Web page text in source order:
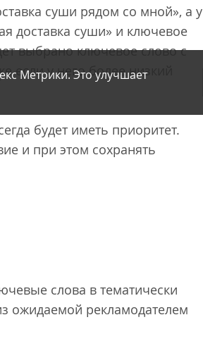
суши рядом со мной», а у
доставка суши» и ключевое
выбрано ключевое слово с
если у него более низкий
будет иметь приоритет.
и при этом сохранять
слова в тематически
ожидаемой рекламодателем
Метрики. Это улучшает